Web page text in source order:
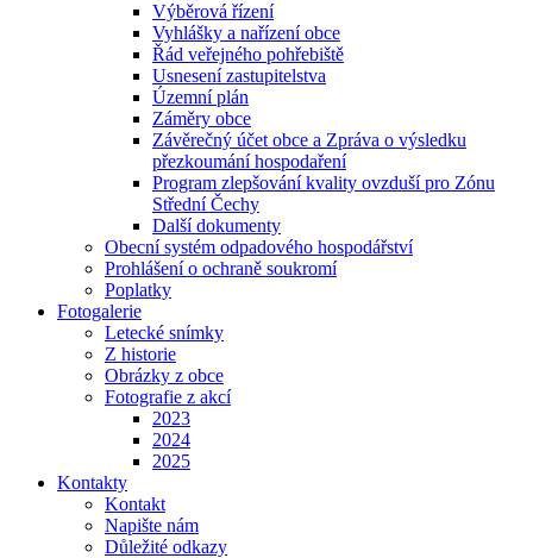
Výběrová řízení
Vyhlášky a nařízení obce
Řád veřejného pohřebiště
Usnesení zastupitelstva
Územní plán
Záměry obce
Závěrečný účet obce a Zpráva o výsledku
přezkoumání hospodaření
Program zlepšování kvality ovzduší pro Zónu
Střední Čechy
Další dokumenty
Obecní systém odpadového hospodářství
Prohlášení o ochraně soukromí
Poplatky
Fotogalerie
Letecké snímky
Z historie
Obrázky z obce
Fotografie z akcí
2023
2024
2025
Kontakty
Kontakt
Napište nám
Důležité odkazy